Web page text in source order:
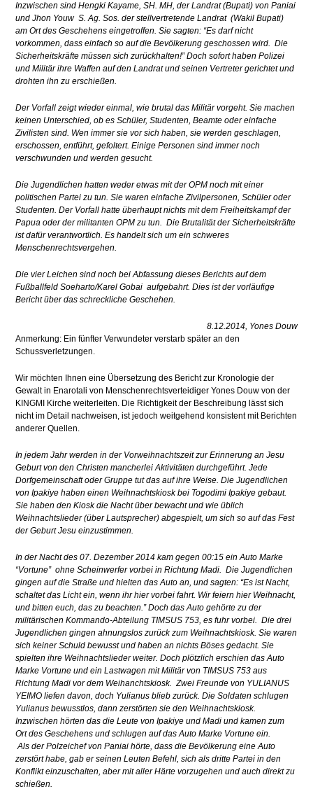
Inzwischen sind Hengki Kayame, SH. MH, der Landrat (Bupati) von Paniai
und Jhon Youw S. Ag. Sos. der stellvertretende Landrat (Wakil Bupati)
am Ort des Geschehens eingetroffen. Sie sagten: “Es darf nicht
vorkommen, dass einfach so auf die Bevölkerung geschossen wird. Die
Sicherheitskräfte müssen sich zurückhalten!” Doch sofort haben Polizei
und Militär ihre Waffen auf den Landrat und seinen Vertreter gerichtet und
drohten ihn zu erschießen.
Der Vorfall zeigt wieder einmal, wie brutal das Militär vorgeht. Sie machen
keinen Unterschied, ob es Schüler, Studenten, Beamte oder einfache
Zivilisten sind. Wen immer sie vor sich haben, sie werden geschlagen,
erschossen, entführt, gefoltert. Einige Personen sind immer noch
verschwunden und werden gesucht.
Die Jugendlichen hatten weder etwas mit der OPM noch mit einer
politischen Partei zu tun. Sie waren einfache Zivilpersonen, Schüler oder
Studenten. Der Vorfall hatte überhaupt nichts mit dem Freiheitskampf der
Papua oder der militanten OPM zu tun. Die Brutalität der Sicherheitskräfte
ist dafür verantwortlich. Es handelt sich um ein schweres
Menschenrechtsvergehen.
Die vier Leichen sind noch bei Abfassung dieses Berichts auf dem
Fußballfeld Soeharto/Karel Gobai aufgebahrt. Dies ist der vorläufige
Bericht über das schreckliche Geschehen.
8.12.2014, Yones Douw
Anmerkung: Ein fünfter Verwundeter verstarb später an den
Schussverletzungen.
Wir möchten Ihnen eine Übersetzung des Bericht zur Kronologie der
Gewalt in Enarotali von Menschenrechtsverteidiger Yones Douw von der
KINGMI Kirche weiterleiten. Die Richtigkeit der Beschreibung lässt sich
nicht im Detail nachweisen, ist jedoch weitgehend konsistent mit Berichten
anderer Quellen.
In jedem Jahr werden in der Vorweihnachtszeit zur Erinnerung an Jesu
Geburt von den Christen mancherlei Aktivitäten durchgeführt. Jede
Dorfgemeinschaft oder Gruppe tut das auf ihre Weise. Die Jugendlichen
von Ipakiye haben einen Weihnachtskiosk bei Togodimi Ipakiye gebaut.
Sie haben den Kiosk die Nacht über bewacht und wie üblich
Weihnachtslieder (über Lautsprecher) abgespielt, um sich so auf das Fest
der Geburt Jesu einzustimmen.
In der Nacht des 07. Dezember 2014 kam gegen 00:15 ein Auto Marke
“Vortune” ohne Scheinwerfer vorbei in Richtung Madi. Die Jugendlichen
gingen auf die Straße und hielten das Auto an, und sagten: “Es ist Nacht,
schaltet das Licht ein, wenn ihr hier vorbei fahrt. Wir feiern hier Weihnacht,
und bitten euch, das zu beachten.” Doch das Auto gehörte zu der
militärischen Kommando-Abteilung TIMSUS 753, es fuhr vorbei. Die drei
Jugendlichen gingen ahnungslos zurück zum Weihnachtskiosk. Sie waren
sich keiner Schuld bewusst und haben an nichts Böses gedacht. Sie
spielten ihre Weihnachtslieder weiter. Doch plötzlich erschien das Auto
Marke Vortune und ein Lastwagen mit Militär von TIMSUS 753 aus
Richtung Madi vor dem Weihanchtskiosk. Zwei Freunde von YULIANUS
YEIMO liefen davon, doch Yulianus blieb zurück. Die Soldaten schlugen
Yulianus bewusstlos, dann zerstörten sie den Weihnachtskiosk.
Inzwischen hörten das die Leute von Ipakiye und Madi und kamen zum
Ort des Geschehens und schlugen auf das Auto Marke Vortune ein.
Als der Polzeichef von Paniai hörte, dass die Bevölkerung eine Auto
zerstört habe, gab er seinen Leuten Befehl, sich als dritte Partei in den
Konflikt einzuschalten, aber mit aller Härte vorzugehen und auch direkt zu
schießen.